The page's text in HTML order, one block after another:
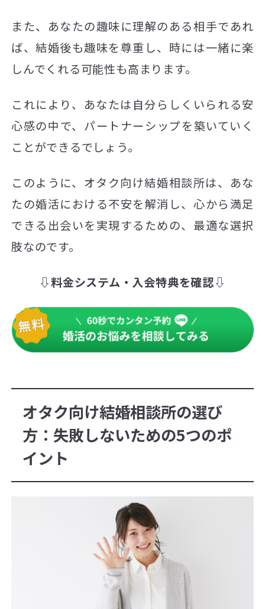
また、あなたの趣味に理解のある相手であれ
ば、結婚後も趣味を尊重し、時には一緒に楽
しんでくれる可能性も高まります。
これにより、あなたは自分らしくいられる安
心感の中で、パートナーシップを築いていく
ことができるでしょう。
このように、オタク向け結婚相談所は、あな
たの婚活における不安を解消し、心から満足
できる出会いを実現するための、最適な選択
肢なのです。
⇩料金システム・入会特典を確認⇩
オタク向け結婚相談所の選び
方：失敗しないための5つのポ
イント